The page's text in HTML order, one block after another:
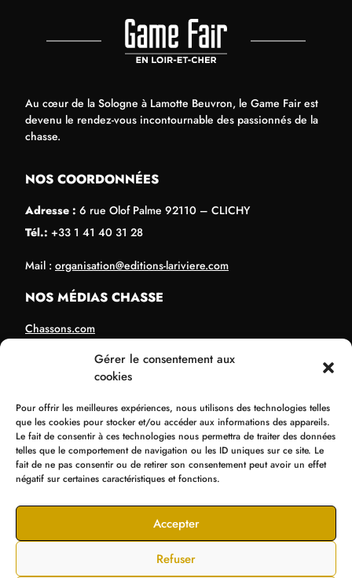
Gérer le consentement aux
cookies
Pour offrir les meilleures expériences, nous utilisons des technologies telles
que les cookies pour stocker et/ou accéder aux informations des appareils.
Le fait de consentir à ces technologies nous permettra de traiter des données
telles que le comportement de navigation ou les ID uniques sur ce site. Le
fait de ne pas consentir ou de retirer son consentement peut avoir un effet
négatif sur certaines caractéristiques et fonctions.
Accepter
Refuser
Au cœur de la Sologne à Lamotte Beuvron, le Game Fair est
devenu le rendez-vous incontournable des passionnés de la
chasse.
NOS COORDONNÉES
Adresse : 6 rue Olof Palme 92110 – CLICHY
Tél.: +33 1 41 40 31 28
Mail : organisation@editions-lariviere.com
NOS MÉDIAS CHASSE
Chassons.com
Connaissance de la chasse
Chasses Internationales
NOS ORGANISATIONS
Bol d’Or
Supercross de Paris
Tir Expo
© Editions La Rivière 2025 Mentions légales